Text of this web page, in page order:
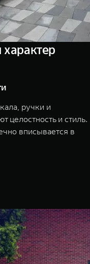
ручки и
целостность и стиль.
вписывается в
размера и нового
эргономикой
в удовольствие.